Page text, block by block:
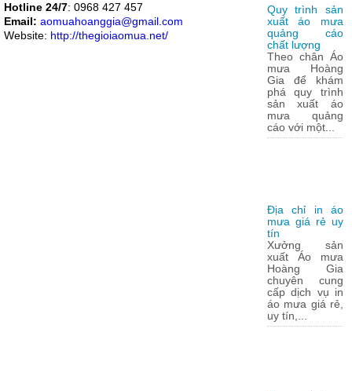
Hotline 24/7: 0968 427 457
Email: aomuahoanggia@gmail.com
Website: http://thegioiaomua.net/
Quy trình sản
xuất áo mưa
quảng cáo
chất lượng
Theo chân Áo
mưa Hoàng
Gia để khám
phá quy trình
sản xuất áo
mưa quảng
cáo với một...
Địa chỉ in áo
mưa giá rẻ uy
tín
Xưởng sản
xuất Áo mưa
Hoàng Gia
chuyên cung
cấp dịch vụ in
áo mưa giá rẻ,
uy tín,...